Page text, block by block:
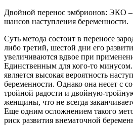
Двойной перенос эмбрионов: ЭКО –
шансов наступления беременности.
Суть метода состоит в переносе
либо третий, шестой дни его
увеличиваются вдвое при
Единственным для кого-то
является высокая вероятность
беременности. Однако она несет с
тройной радости и двойную-
женщины, что не всегда
Еще одним осложнением такого
риск развития внематочной